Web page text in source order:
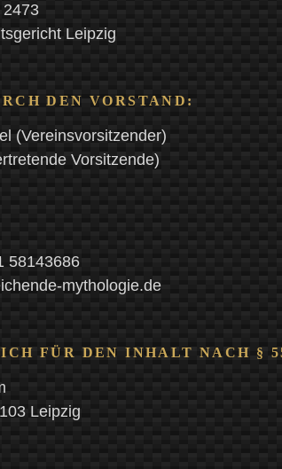
2473
Leipzig
DEN VORSTAND:
(Vereinsvorsitzender)
Vorsitzende)
58143686
mythologie.de
FÜR DEN INHALT NACH §
Leipzig